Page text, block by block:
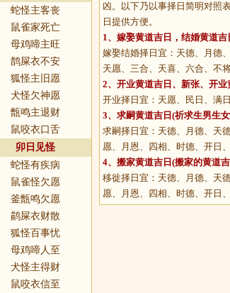
蛇怪主客丧
鼠雀家死亡
母鸡啼主旺
鹊屎衣不安
狐怪主旧愿
犬怪欠神愿
甑鸣主退财
鼠咬衣口舌
卯日见怪
蛇怪有疾病
鼠雀怪欠愿
釜甑鸣欠愿
鹋屎衣财散
狐怪百事忧
母鸡啼人至
犬怪主得财
鼠咬衣信至
凶。以下乃以事择日简明对照
日提供方便。
1、 嫁娶黄道吉日 ，结婚黄道吉
嫁娶结婚择日宜：天德、月德
天愿、三合、天喜、六合、不将
2、 开业黄道吉日 、新张、开业
开业择日宜：天愿、民日、满
3、 求嗣黄道吉日 (祈求生男生
求嗣择日宜：天德、月德、天
愿、月恩、四相、时德、开日
4、 搬家黄道吉日 (搬家的黄道
移徙择日宜：天德、月德、天
愿、月恩、四相、时德、开日